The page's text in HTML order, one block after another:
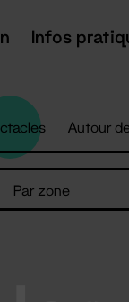
Infos
Autour
Par zone